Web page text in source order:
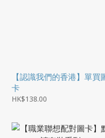
【認識我們的香港】單買
卡
HK$138.00